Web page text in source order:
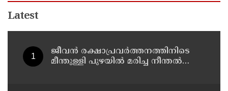
Latest
ജീവൻ രക്ഷാപ്രവർത്തനത്തിനിടെ
മീന്തുള്ളി പുഴയിൽ മരിച്ച നീന്തൽ